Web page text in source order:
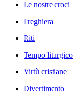
Le nostre croci
Preghiera
Riti
Tempo liturgico
Virtù cristiane
Divertimento